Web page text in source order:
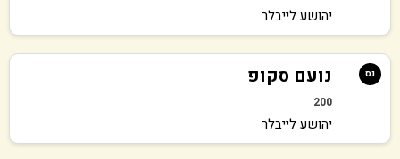
יהושע לייבלר
נועם סקופ
200
יהושע לייבלר
נס